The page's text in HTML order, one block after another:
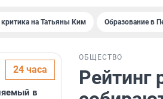
критика на Татьяны Ким Образование в
24 часа
в
ОБЩЕСТВО
Рейтинг